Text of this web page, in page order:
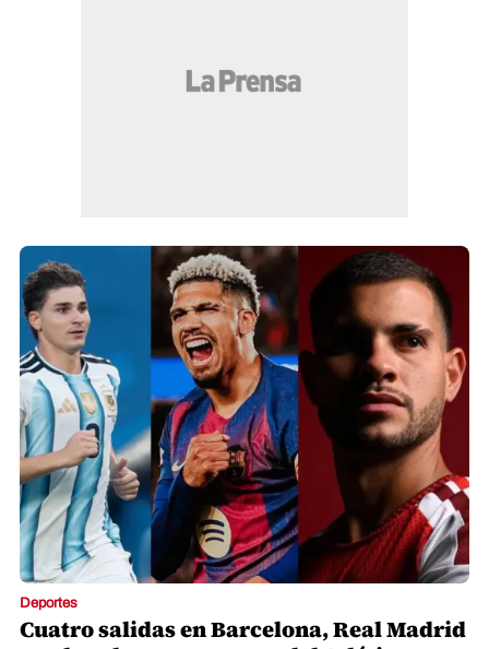
Deportes
Cuatro salidas en Barcelona, Real Madrid